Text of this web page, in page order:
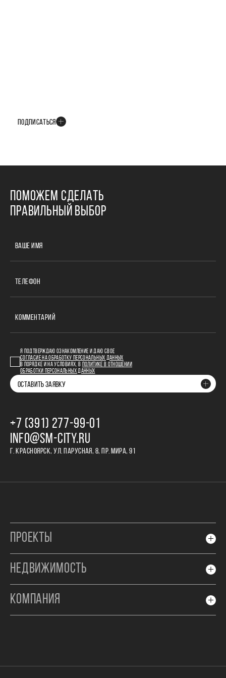
ПОДПИСАТЬСЯ
ПОМОЖЕМ СДЕЛАТЬ
ПРАВИЛЬНЫЙ ВЫБОР
ВАШЕ ИМЯ
ТЕЛЕФОН
КОММЕНТАРИЙ
Я ПОДТВЕРЖДАЮ ОЗНАКОМЛЕНИЕ И ДАЮ СВОЕ
СОГЛАСИЕ НА ОБРАБОТКУ ПЕРСОНАЛЬНЫХ ДАННЫХ
В ПОРЯДКЕ И НА УСЛОВИЯХ, В ПОЛИТИКЕ В ОТНОШЕНИИ
ОБРАБОТКИ ПЕРСОНАЛЬНЫХ ДАННЫХ
ОСТАВИТЬ ЗАЯВКУ
+7 (391) 277‒99‒01
INFO@SM-CITY.RU
Г. КРАСНОЯРСК, УЛ. ПАРУСНАЯ, 8, ПР. МИРА, 91
ПРОЕКТЫ
НЕДВИЖИМОСТЬ
КОМПАНИЯ